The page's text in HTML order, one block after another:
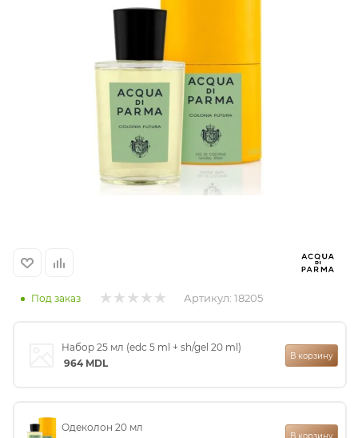
Под заказ Артикул: 18205
Набор 25 мл (edc 5 ml + sh/gel 20 ml)
964MDL
В корзину
Одеколон 20 мл